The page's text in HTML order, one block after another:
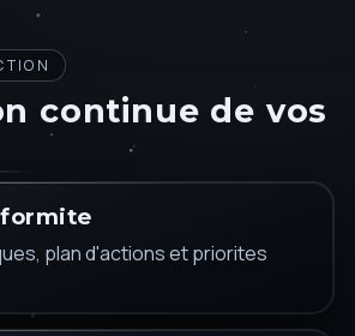
continue de vos
plan d'actions et priorites